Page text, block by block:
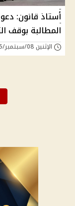
أستاذ قانون:
المطالبة بوقف
الإثنين 08/سبتمبر/2025 - 04:48 م